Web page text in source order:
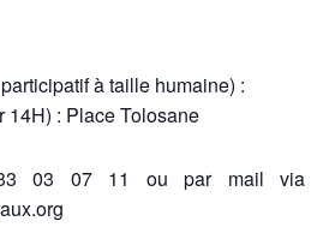
à taille humaine) :
14H) : Place Tolosane
03 07 11 ou par mail via